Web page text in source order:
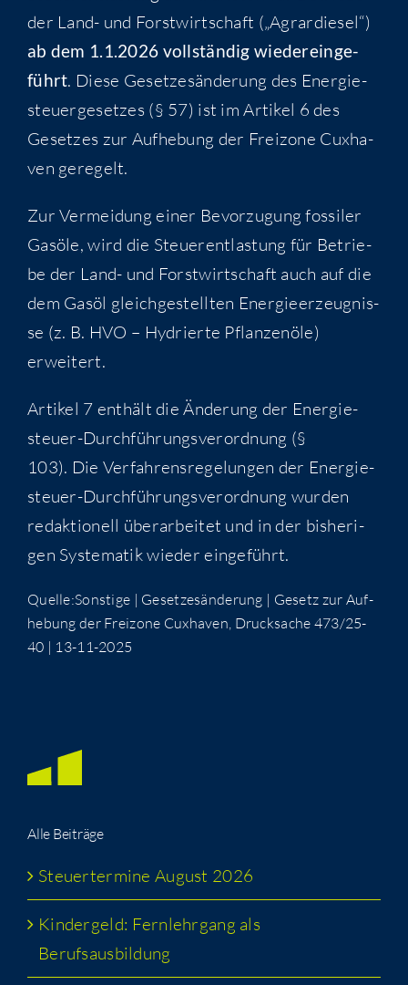
der Land- und Forst­wirt­schaft („Agrar­die­sel“)
ab dem 1.1.2026 voll­stän­dig wie­der­ein­ge­
führt. Die­se Geset­zes­än­de­rung des Ener­gie­
steu­er­ge­set­zes (§ 57) ist im Arti­kel 6 des
Geset­zes zur Auf­he­bung der Frei­zo­ne Cux­ha­
ven geregelt.
Zur Ver­mei­dung einer Bevor­zu­gung fos­si­ler
Gas­öle, wird die Steu­er­ent­las­tung für Betrie­
be der Land- und Forst­wirt­schaft auch auf die
dem Gas­öl gleich­ge­stell­ten Ener­gie­er­zeug­nis­
se (z. B. HVO – Hydrier­te Pflan­zen­öle)
erweitert.
Arti­kel 7 ent­hält die Ände­rung der Ener­gie­
steu­er-Durch­füh­rungs­ver­ord­nung (§
103). Die Ver­fah­rens­re­ge­lun­gen der Ener­gie­
steu­er-Durch­füh­rungs­ver­ord­nung wur­den
redak­tio­nell über­ar­bei­tet und in der bis­he­ri­
gen Sys­te­ma­tik wie­der eingeführt.
Quelle:Sonstige | Geset­zes­än­de­rung | Gesetz zur Auf­
he­bung der Frei­zo­ne Cux­ha­ven, Druck­sa­che 473/25-
40 | 13-11-2025
Alle Bei­trä­ge
Steu­er­ter­mi­ne August 2026
Kin­der­geld: Fern­lehr­gang als
Berufsausbildung